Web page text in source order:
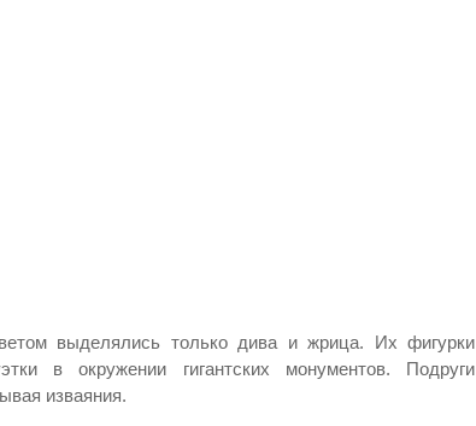
выделялись только дива и жрица. Их фигурки
в окружении гигантских монументов. Подруги
изваяния.